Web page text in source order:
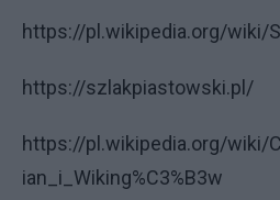
https://pl.wikipedia.org/wiki/
https://szlakpiastowski.pl/
https://pl.wikipedia.org/wiki/
ian_i_Wiking%C3%B3w